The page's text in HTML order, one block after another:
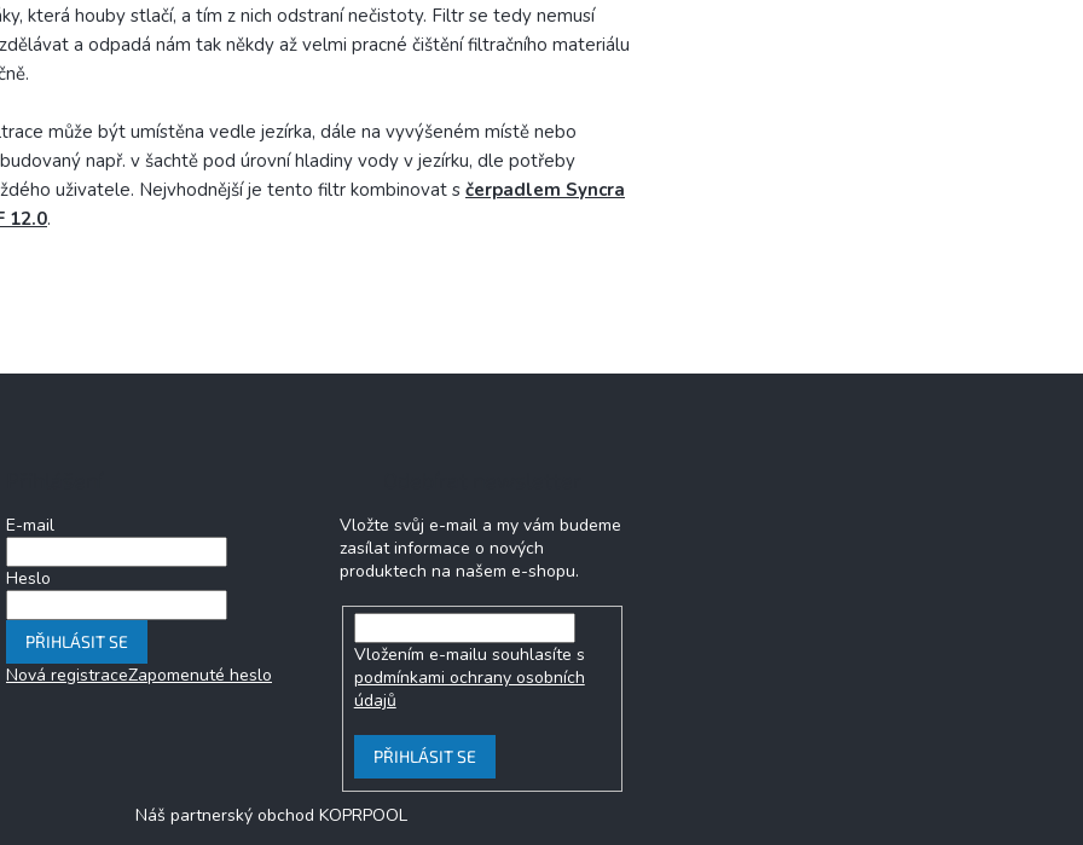
která houby stlačí, a tím z nich odstraní nečistoty. Filtr se tedy nemusí
a odpadá nám tak někdy až velmi pracné čištění filtračního materiálu
může být umístěna vedle jezírka, dále na vyvýšeném místě nebo
např. v šachtě pod úrovní hladiny vody v jezírku, dle potřeby
uživatele. Nejvhodnější je tento filtr kombinovat s čerpadlem Syncra
12.0.
E-mail
Heslo
PŘIHLÁSIT SE
Nová registraceZapomenuté heslo
Vložte svůj e-mail a my vám budeme
zasílat informace o nových
produktech na našem e-shopu.
Vložením e-mailu souhlasíte s
podmínkami ochrany osobních
údajů
PŘIHLÁSIT SE
Náš partnerský obchod KOPRPOOL